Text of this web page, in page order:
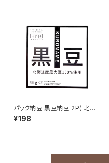
パック納豆 黒豆納豆 2P( 北海
道産)
¥198